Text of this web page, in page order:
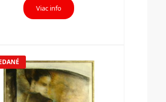
Viac info